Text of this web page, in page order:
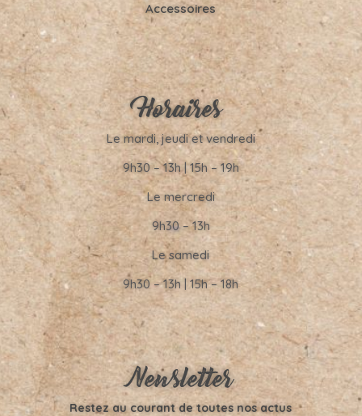
Accessoires
Horaires
Le mardi, jeudi et vendredi
9h30 – 13h | 15h – 19h
Le mercredi
9h30 – 13h
Le samedi
9h30 – 13h | 15h – 18h
Newsletter
Restez au courant de toutes nos actus